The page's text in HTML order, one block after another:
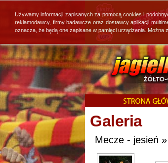
Galeria
Mecze - jesień
Używamy informacji zapisanych za pomocą cookies i
reklamodawcy, firmy badawcze oraz dostawcy aplikacji
oznacza, że będą one zapisane w pamięci urządzenia. Można